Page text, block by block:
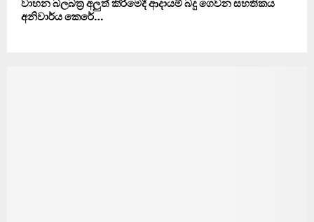
වාහන බලබත‍්‍ර අලුත් කිරීමෙදී ආදායම් බදු ගෙවන සහතිකය
අනිවාර්ය කෙරේ…